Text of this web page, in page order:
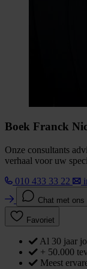
Boek Franck
Onze consultants
verhaal voor uw
010 433 33 22
Chat met ons
Favoriet
Al 30 jaar
+ 50.000
Meest